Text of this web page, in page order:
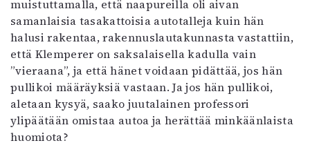
muistuttamalla, että naapureilla oli aivan
samanlaisia tasakattoisia autotalleja kuin hän
halusi rakentaa, rakennuslautakunnasta vastattiin,
että Klemperer on saksalaisella kadulla vain
”vieraana”, ja että hänet voidaan pidättää, jos hän
pullikoi määräyksiä vastaan. Ja jos hän pullikoi,
aletaan kysyä, saako juutalainen professori
ylipäätään omistaa autoa ja herättää minkäänlaista
huomiota?